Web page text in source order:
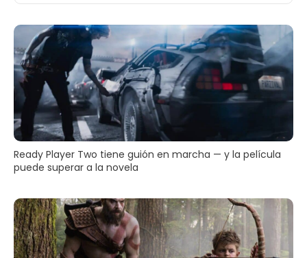
Ready Player Two tiene guión en marcha — y la película
puede superar a la novela